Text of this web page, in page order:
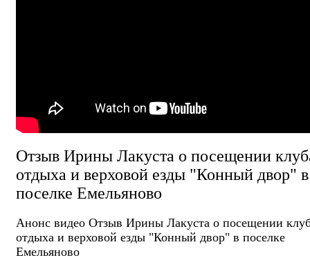
Отзыв Ирины Лакуста о посещении
отдыха и верховой езды "Конный двор" в
поселке Емельяново
Анонс видео Отзыв Ирины Лакуста о посещении
отдыха и верховой езды "Конный двор" в поселке
Емельяново